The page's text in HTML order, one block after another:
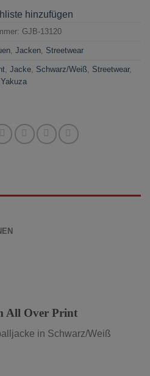
hinzufügen
GJB-13120
Jacken Streetwear
Jacke Schwarz/Weiß Streetwear,
Yakuza
All Over Print
in Schwarz/Weiß